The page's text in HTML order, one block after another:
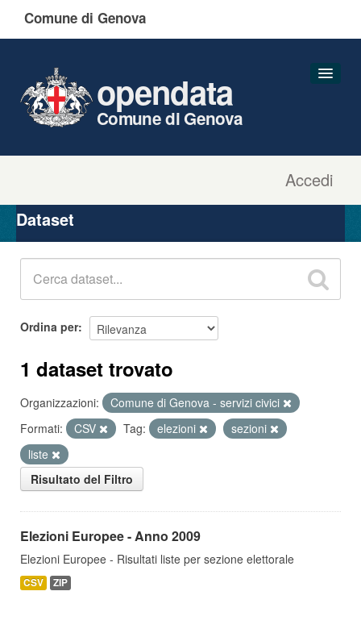
Comune di Genova
Accedi
opendata
Comune di Genova
Organizzazioni
Gruppi
Dataset
Ordina per
1 dataset trovato
Organizzazioni:
Comune di Genova - servizi civici
Formati:
CSV Tag: elezioni
sezioni
liste
Risultato del Filtro
Elezioni Europee - Anno 2009
Elezioni Europee - Risultati liste per sezione elettorale
CSV ZIP